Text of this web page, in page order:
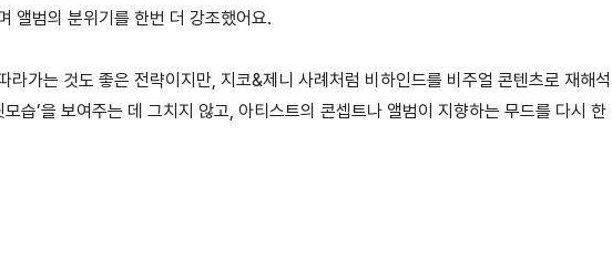
앨범의 분위기를 한번 더 강조했어요.
라가는 것도 좋은 전략이지만, 지코&제니 사례처럼 비하인드를 비주얼 콘텐츠로 재해석
습’을 보여주는 데 그치지 않고, 아티스트의 콘셉트나 앨범이 지향하는 무드를 다시 한